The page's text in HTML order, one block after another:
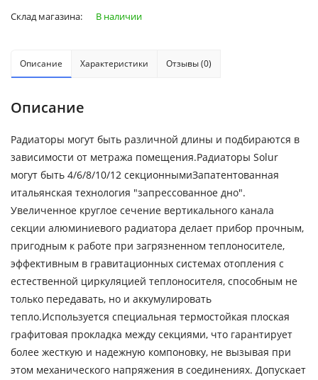
Склад магазина: В наличии
Описание Характеристики Отзывы (0)
Описание
Радиаторы могут быть различной длины и подбираются в
зависимости от метража помещения.Радиаторы Solur
могут быть 4/6/8/10/12 секционнымиЗапатентованная
итальянская технология "запрессованное дно".
Увеличенное круглое сечение вертикального канала
секции алюминиевого радиатора делает прибор прочным,
пригодным к работе при загрязненном теплоносителе,
эффективным в гравитационных системах отопления с
естественной циркуляцией теплоносителя, способным не
только передавать, но и аккумулировать
тепло.Используется специальная термостойкая плоская
графитовая прокладка между секциями, что гарантирует
более жесткую и надежную компоновку, не вызывая при
этом механического напряжения в соединениях. Допускает